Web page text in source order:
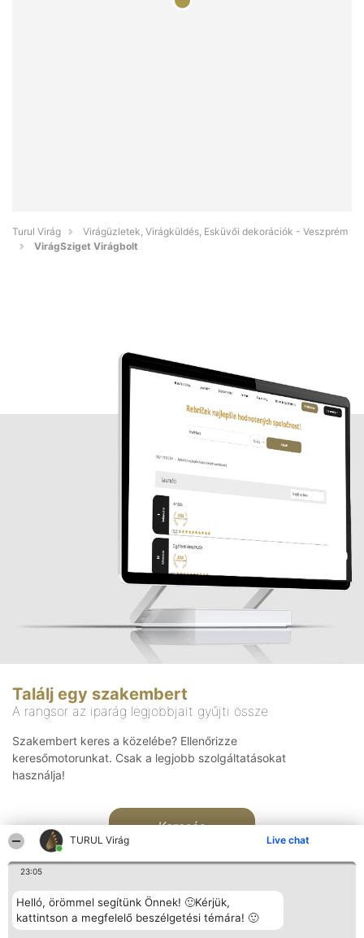
TURUL Virág Live chat
23:05
Helló, örömmel segítünk Önnek! 🙂Kérjük,
kattintson a megfelelő beszélgetési témára! 🙂
Turul Virág
Virágüzletek, Virágküldés, Esküvői dekorációk - Veszprém
VirágSziget Virágbolt
Találj egy szakembert
A rangsor az iparág legjobbjait gyűjti össze
Szakembert keres a közelébe? Ellenőrizze
keresőmotorunkat. Csak a legjobb szolgáltatásokat
használja!
Keresés